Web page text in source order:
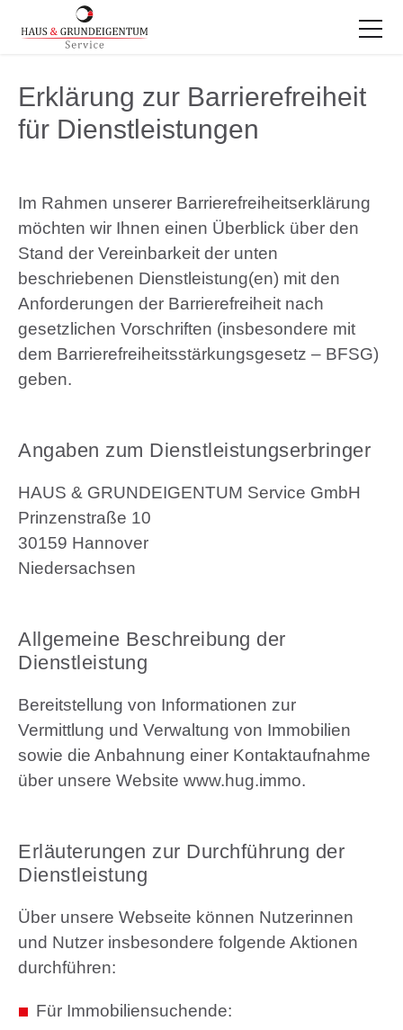
Erklärung zur Barrierefreiheit
für Dienstleistungen
Im Rahmen unserer Barrierefreiheitserklärung
möchten wir Ihnen einen Überblick über den
Stand der Vereinbarkeit der unten
beschriebenen Dienstleistung(en) mit den
Anforderungen der Barrierefreiheit nach
gesetzlichen Vorschriften (insbesondere mit
dem Barrierefreiheitsstärkungsgesetz – BFSG)
geben.
Angaben zum Dienstleistungserbringer
HAUS & GRUNDEIGENTUM Service GmbH
Prinzenstraße 10
30159 Hannover
Niedersachsen
Allgemeine Beschreibung der
Dienstleistung
Bereitstellung von Informationen zur
Vermittlung und Verwaltung von Immobilien
sowie die Anbahnung einer Kontaktaufnahme
über unsere Website www.hug.immo.
Erläuterungen zur Durchführung der
Dienstleistung
Über unsere Webseite können Nutzerinnen
und Nutzer insbesondere folgende Aktionen
durchführen:
Für Immobiliensuchende: